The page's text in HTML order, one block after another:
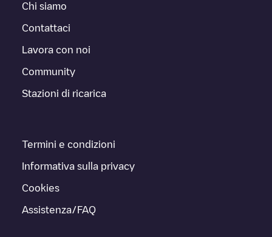
Chi siamo
Contattaci
Lavora con noi
Community
Stazioni di ricarica
Termini e condizioni
Informativa sulla privacy
Cookies
Assistenza/FAQ